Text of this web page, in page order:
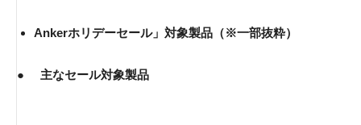
Ankerホリデーセール」対象製品（※一部抜粋）
● 主なセール対象製品